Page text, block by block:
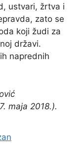
ustvari, žrtva i
zato se
koji žudi za
državi.
naprednih
maja 2018.).